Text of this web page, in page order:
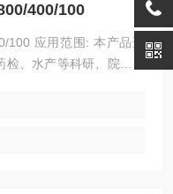
400/100
100 应用范围: 本产品适
、水产等科研、院校实
备。 产品特点：
液晶显示控制温度，时